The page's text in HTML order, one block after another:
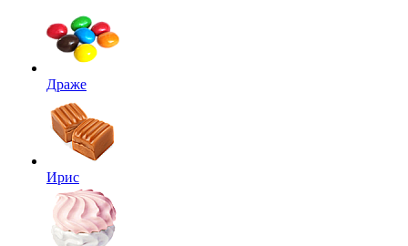
Драже
Ирис